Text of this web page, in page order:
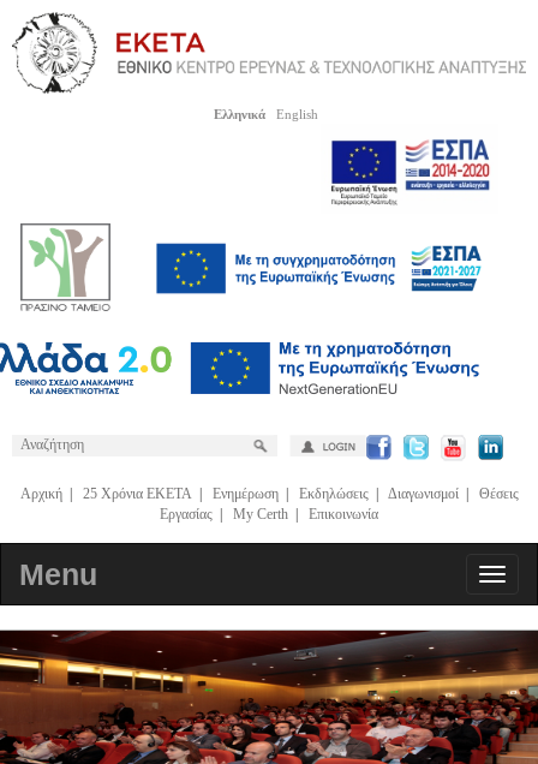
Ελληνικά English
Αρχική| 25 Χρόνια ΕΚΕΤΑ| Ενημέρωση| Εκδηλώσεις| Διαγωνισμοί| Θέσεις
Εργασίας
My Certh Επικοινωνία
Menu